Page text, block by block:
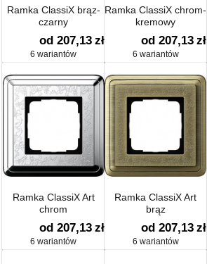
Ramka ClassiX brąz-
czarny
od 207,13 zł
6 wariantów
Ramka ClassiX chrom-
kremowy
od 207,13 zł
6 wariantów
Ramka ClassiX Art
chrom
od 207,13 zł
6 wariantów
Ramka ClassiX Art
brąz
od 207,13 zł
6 wariantów